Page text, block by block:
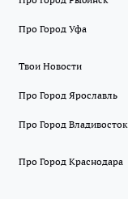
Про Город Уфа
Твои Новости
Про Город Ярославль
Про Город Владивосток
Про Город Краснодара